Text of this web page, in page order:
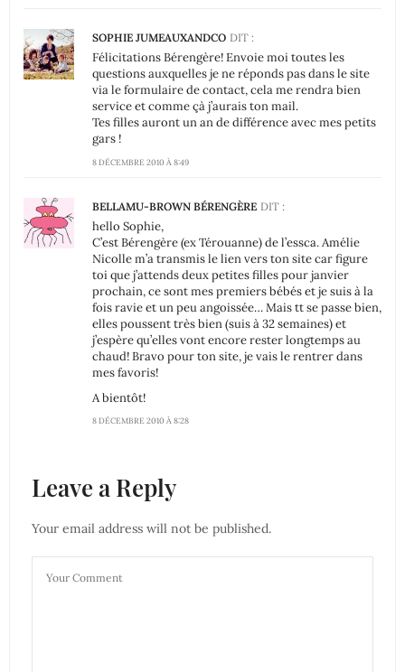
SOPHIE JUMEAUXANDCO DIT :
8 DÉCEMBRE 2010 À 8:49
Félicitations Bérengère! Envoie moi toutes les
questions auxquelles je ne réponds pas dans le site
via le formulaire de contact, cela me rendra bien
service et comme çà j’aurais ton mail.
Tes filles auront un an de différence avec mes petits
gars !
BELLAMU-BROWN BÉRENGÈRE DIT :
8 DÉCEMBRE 2010 À 8:28
hello Sophie,
C’est Bérengère (ex Térouanne) de l’essca. Amélie
Nicolle m’a transmis le lien vers ton site car figure
toi que j’attends deux petites filles pour janvier
prochain, ce sont mes premiers bébés et je suis à la
fois ravie et un peu angoissée… Mais tt se passe bien,
elles poussent très bien (suis à 32 semaines) et
j’espère qu’elles vont encore rester longtemps au
chaud! Bravo pour ton site, je vais le rentrer dans
mes favoris!
A bientôt!
Leave a Reply
Your email address will not be published.